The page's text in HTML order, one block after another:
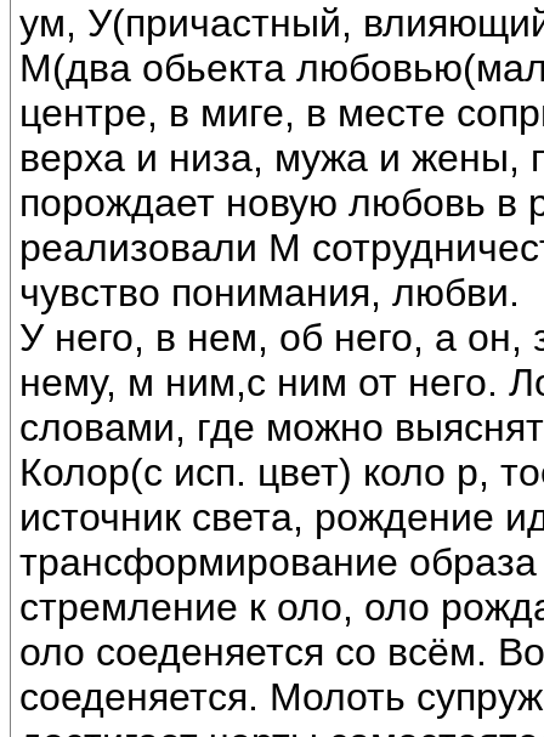
ум, У(причастный,
М(два обьекта
центре, в миге, в месте
верха и низа, мужа и жены,
порождает новую любовь в
реализовали М
чувство понимания, любви.
У него, в нем, об него, а
нему, м ним,с ним от него.
словами, где можно
Колор(с исп. цвет) коло р,
источник света, рождение
трансформирование
стремление к оло, оло
оло соеденяется со всём.
соеденяется. Молоть